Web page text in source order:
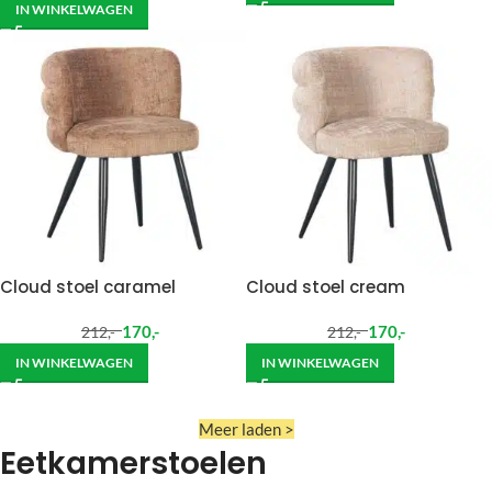
IN WINKELWAGEN
Cloud stoel caramel
212,- 170,-
IN WINKELWAGEN
Cloud stoel cream
212,- 170,-
IN WINKELWAGEN
Meer laden >
Eetkamerstoelen